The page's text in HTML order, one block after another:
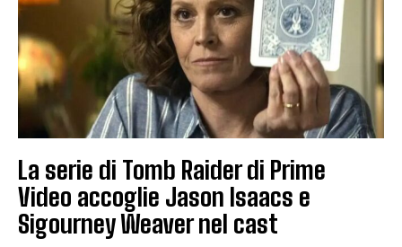
La serie di Tomb Raider di Prime
Video accoglie Jason Isaacs e
Sigourney Weaver nel cast